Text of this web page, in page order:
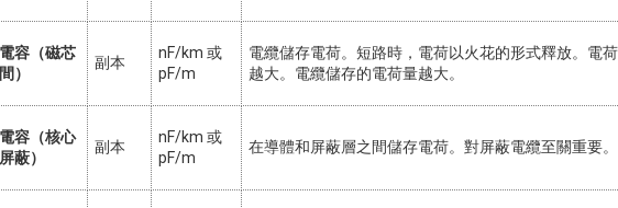
電容（磁芯
間）
副本
nF/km 或
pF/m
電纜儲存電荷。短路時，電荷以火花的形式釋放。電
越大。電纜儲存的電荷量越大。
電容（核心
屏蔽）
副本
nF/km 或
pF/m
在導體和屏蔽層之間儲存電荷。對屏蔽電纜至關重要。